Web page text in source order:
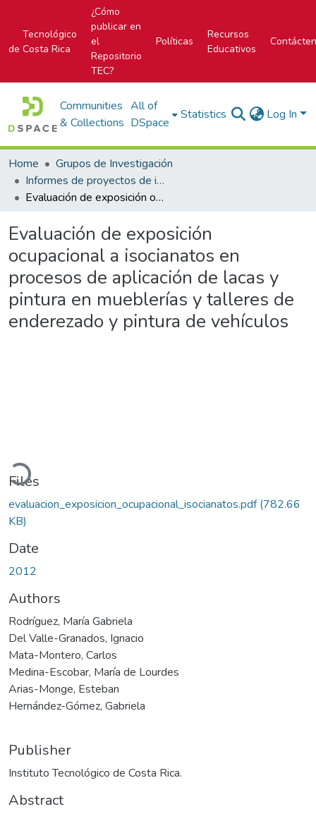
Tecnológico
de Costa Rica
¿Cómo
publicar en
el
Repositorio
TEC?
Políticas
Recursos
Educativos
Communities
& Collections
All of
DSpace
Statistics Log In
Home
Grupos de Investigación
Informes de proyectos de investigación
Evaluación de exposición ocupacional a isocianatos en procesos de aplicación de lacas y pintura en mueblerías y talleres de enderezado y pintura de vehículos
Evaluación de exposición
ocupacional a isocianatos en
procesos de aplicación de lacas y
pintura en mueblerías y talleres de
enderezado y pintura de vehículos
Loading...
Files
evaluacion_exposicion_ocupacional_isocianatos.pdf(782.66
KB)
Date
2012
Authors
Rodríguez, María Gabriela
Del Valle-Granados, Ignacio
Mata-Montero, Carlos
Medina-Escobar, María de Lourdes
Arias-Monge, Esteban
Hernández-Gómez, Gabriela
Publisher
Instituto Tecnológico de Costa Rica.
Abstract